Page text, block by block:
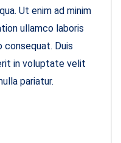
Ut enim ad minim
ullamco laboris
consequat. Duis
in voluptate velit
pariatur.